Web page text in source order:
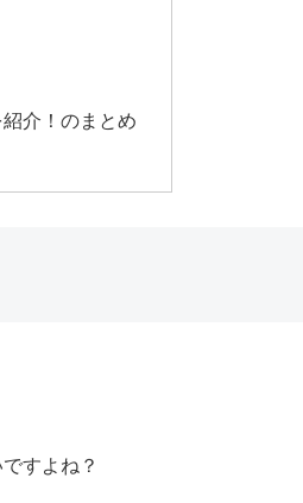
介！のまとめ
すよね？